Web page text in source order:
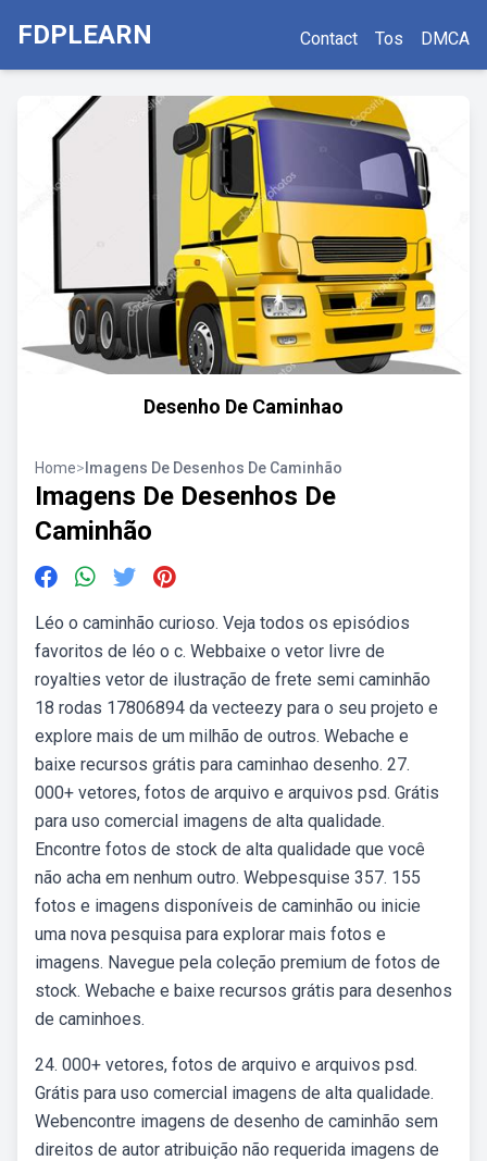
FDPLEARN Contact Tos DMCA
Desenho De Caminhao
Home> Imagens De Desenhos De Caminhão
Imagens De Desenhos De
Caminhão
Léo o caminhão curioso. Veja todos os episódios
favoritos de léo o c. Webbaixe o vetor livre de
royalties vetor de ilustração de frete semi caminhão
18 rodas 17806894 da vecteezy para o seu projeto e
explore mais de um milhão de outros. Webache e
baixe recursos grátis para caminhao desenho. 27.
000+ vetores, fotos de arquivo e arquivos psd. Grátis
para uso comercial imagens de alta qualidade.
Encontre fotos de stock de alta qualidade que você
não acha em nenhum outro. Webpesquise 357. 155
fotos e imagens disponíveis de caminhão ou inicie
uma nova pesquisa para explorar mais fotos e
imagens. Navegue pela coleção premium de fotos de
stock. Webache e baixe recursos grátis para desenhos
de caminhoes.
24. 000+ vetores, fotos de arquivo e arquivos psd.
Grátis para uso comercial imagens de alta qualidade.
Webencontre imagens de desenho de caminhão sem
direitos de autor atribuição não requerida imagens de